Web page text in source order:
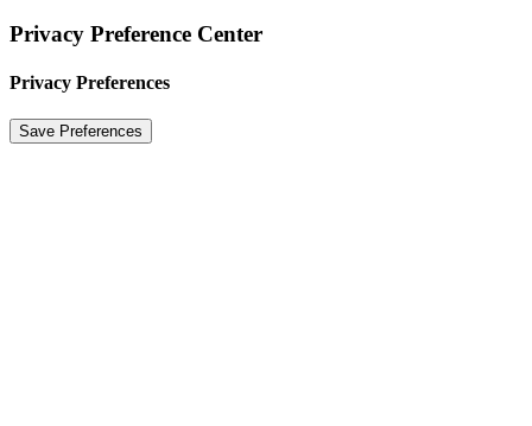
Privacy Preference Center
Privacy Preferences